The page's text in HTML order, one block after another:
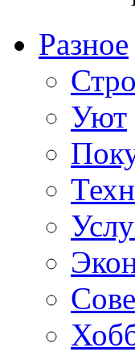
Разное
Уют